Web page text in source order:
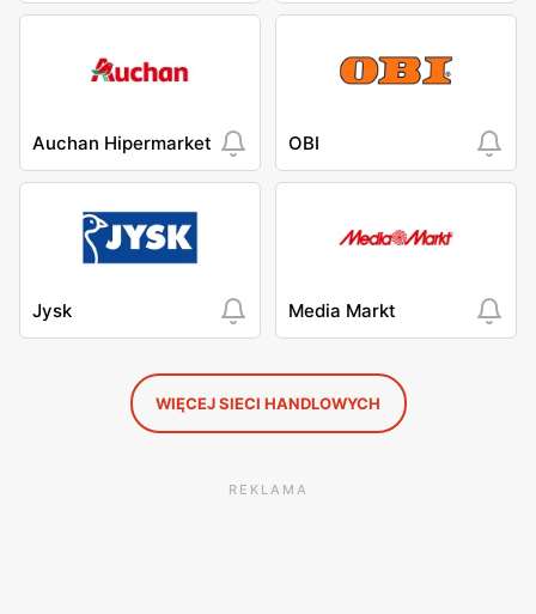
Auchan Hipermarket OBI
Jysk Media Markt
WIĘCEJ SIECI HANDLOWYCH
REKLAMA